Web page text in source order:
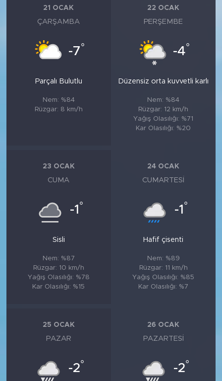
21 OCAK
ÇARŞAMBA
-7°
Parçalı Bulutlu
Nem: %84
Rüzgar: 8 km/h
22 OCAK
PERŞEMBE
-4°
Düzensiz orta kuvvetli karlı
Nem: %84
Rüzgar: 12 km/h
Yağış Olasılığı: %71
Kar Olasılığı: %20
23 OCAK
CUMA
-1 °
Sisli
Nem: %87
Rüzgar: 10 km/h
Yağış Olasılığı: %78
Kar Olasılığı: %15
24 OCAK
CUMARTESI
-1 °
Hafif çisenti
Nem: %89
Rüzgar: 11 km/h
Yağış Olasılığı: %85
Kar Olasılığı: %7
25 OCAK
PAZAR
-2°
26 OCAK
PAZARTESI
-2°